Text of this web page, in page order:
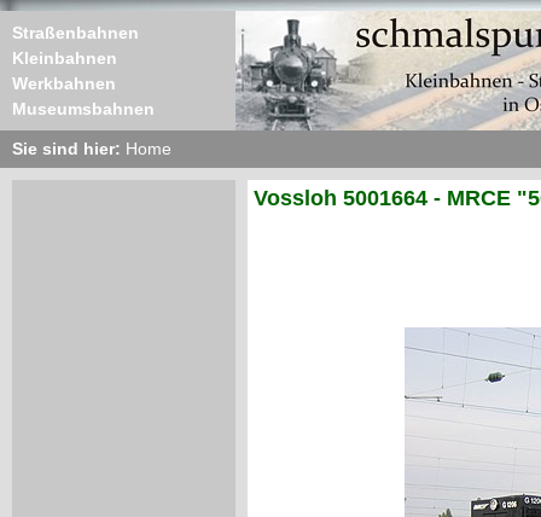
Straßenbahnen
Kleinbahnen
Werkbahnen
Museumsbahnen
Sie sind hier: Home
Vossloh 5001664 - MRCE